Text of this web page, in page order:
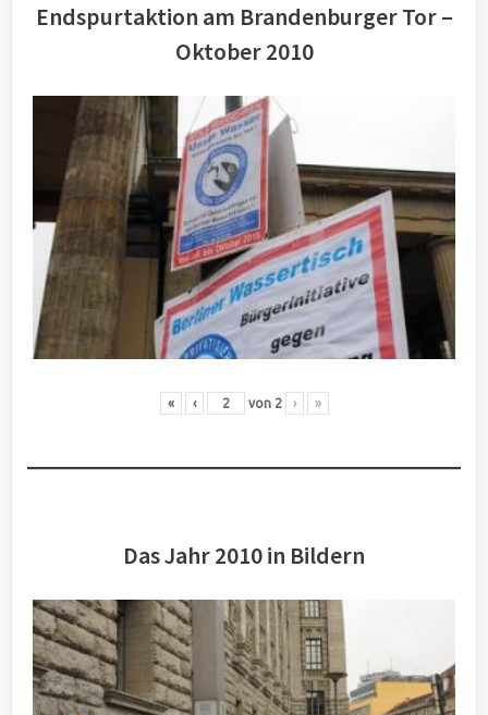
Endspurtaktion am Brandenburger Tor –
Oktober 2010
« ‹ von 2 › »
Das Jahr 2010 in Bildern